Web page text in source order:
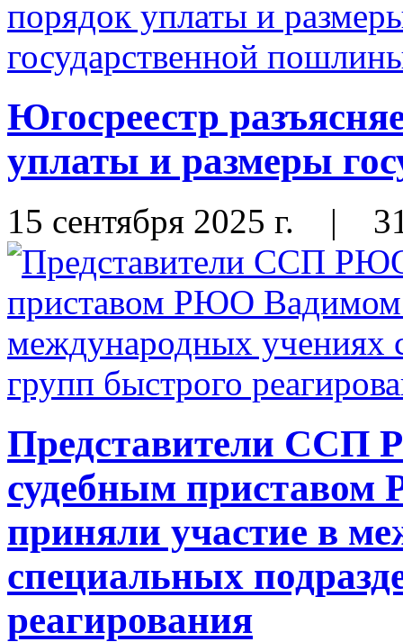
Югосреестр
уплаты и размеры
15 сентября 2025 г. |
Представители ССП
судебным
приняли участие в
специальных
реагирования